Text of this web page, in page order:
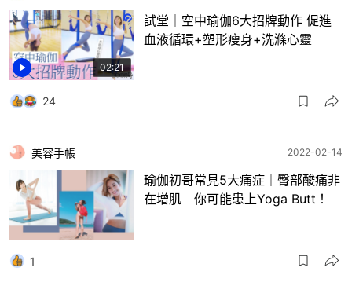
02:21
試堂｜空中瑜伽6大招牌動作 促進
血液循環+塑形瘦身+洗滌心靈
24
美容手帳 2022-02-14
瑜伽初哥常見5大痛症｜臀部酸痛非
在增肌 你可能患上Yoga Butt！
1